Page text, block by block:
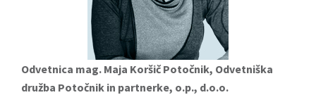
Odvetnica mag. Maja Koršič Potočnik, Odvetniška
družba Potočnik in partnerke, o.p., d.o.o.